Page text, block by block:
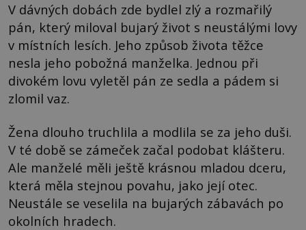
V dávných dobách zde bydlel zlý a rozmařilý
pán, který miloval bujarý život s neustálými lovy
v místních lesích. Jeho způsob života těžce
nesla jeho pobožná manželka. Jednou při
divokém lovu vyletěl pán ze sedla a pádem si
zlomil vaz.
Žena dlouho truchlila a modlila se za jeho duši.
V té době se zámeček začal podobat klášteru.
Ale manželé měli ještě krásnou mladou dceru,
která měla stejnou povahu, jako její otec.
Neustále se veselila na bujarých zábavách po
okolních hradech.